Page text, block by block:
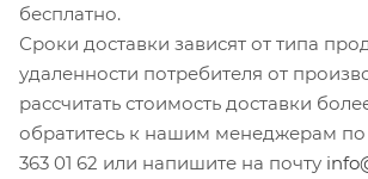
бесплатно.
Сроки доставки зависят от типа
удаленности потребителя от
рассчитать стоимость доставки
обратитесь к нашим менеджерам по
363 01 62 или напишите на почту